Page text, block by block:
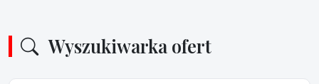
Wyszukiwarka ofert